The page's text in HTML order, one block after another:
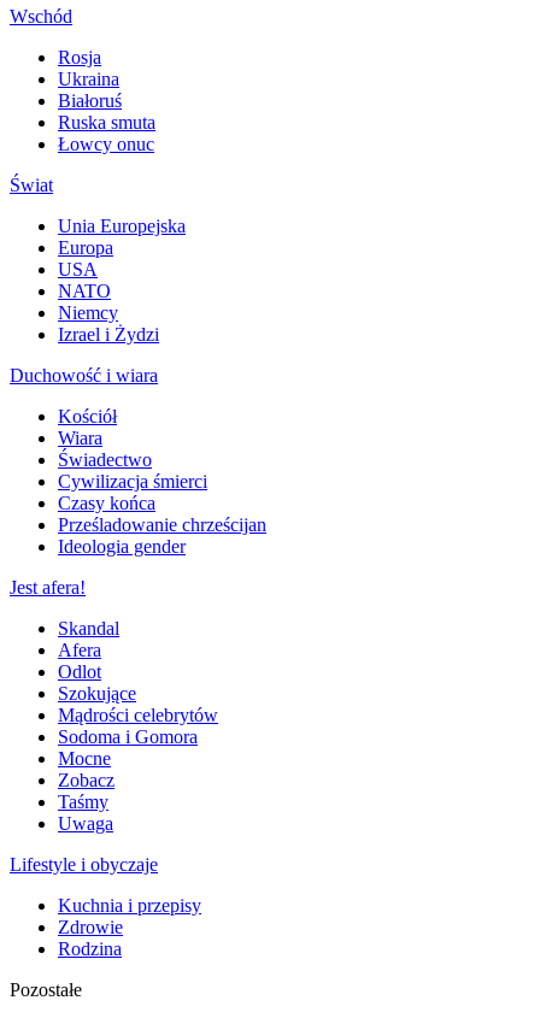
Wschód
Rosja
Ukraina
Białoruś
Ruska smuta
Łowcy onuc
Świat
Unia Europejska
Europa
USA
NATO
Niemcy
Izrael i Żydzi
Duchowość i wiara
Kościół
Wiara
Świadectwo
Cywilizacja śmierci
Czasy końca
Prześladowanie chrześcijan
Ideologia gender
Jest afera!
Skandal
Afera
Odlot
Szokujące
Mądrości celebrytów
Sodoma i Gomora
Mocne
Zobacz
Taśmy
Uwaga
Lifestyle i obyczaje
Kuchnia i przepisy
Zdrowie
Rodzina
Pozostałe